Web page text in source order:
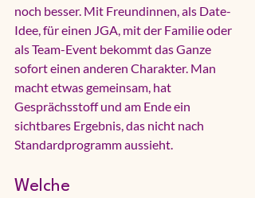
noch besser. Mit Freundinnen, als Date-
Idee, für einen JGA, mit der Familie oder
als Team-Event bekommt das Ganze
sofort einen anderen Charakter. Man
macht etwas gemeinsam, hat
Gesprächsstoff und am Ende ein
sichtbares Ergebnis, das nicht nach
Standardprogramm aussieht.
Welche